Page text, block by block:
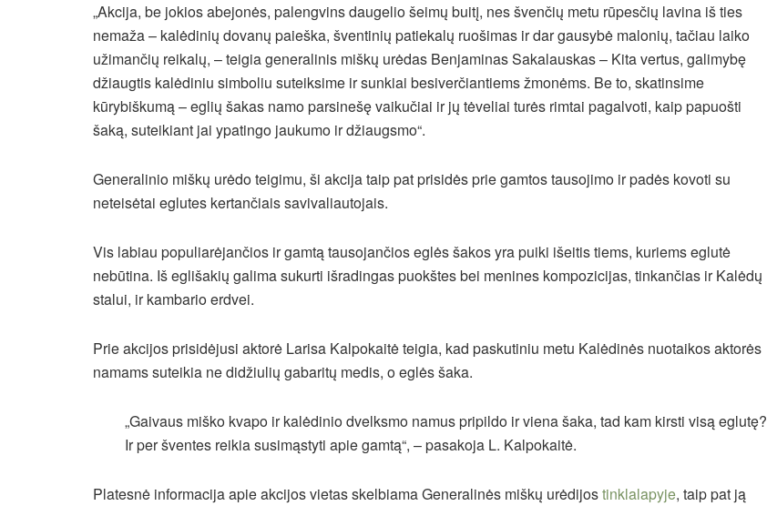
„Akcija, be jokios abejonės, palengvins daugelio šeimų buitį, nes švenčių metu rūpesčių lavina iš ties
nemaža – kalėdinių dovanų paieška, šventinių patiekalų ruošimas ir dar gausybė malonių, tačiau laiko
užimančių reikalų, – teigia generalinis miškų urėdas Benjaminas Sakalauskas – Kita vertus, galimybę
džiaugtis kalėdiniu simboliu suteiksime ir sunkiai besiverčiantiems žmonėms. Be to, skatinsime
kūrybiškumą – eglių šakas namo parsinešę vaikučiai ir jų tėveliai turės rimtai pagalvoti, kaip papuošti
šaką, suteikiant jai ypatingo jaukumo ir džiaugsmo“.
Generalinio miškų urėdo teigimu, ši akcija taip pat prisidės prie gamtos tausojimo ir padės kovoti su
neteisėtai eglutes kertančiais savivaliautojais.
Vis labiau populiarėjančios ir gamtą tausojančios eglės šakos yra puiki išeitis tiems, kuriems eglutė
nebūtina. Iš eglišakių galima sukurti išradingas puokštes bei menines kompozicijas, tinkančias ir Kalėdų
stalui, ir kambario erdvei.
Prie akcijos prisidėjusi aktorė Larisa Kalpokaitė teigia, kad paskutiniu metu Kalėdinės nuotaikos aktorės
namams suteikia ne didžiulių gabaritų medis, o eglės šaka.
„Gaivaus miško kvapo ir kalėdinio dvelksmo namus pripildo ir viena šaka, tad kam kirsti visą eglutę?
Ir per šventes reikia susimąstyti apie gamtą“, – pasakoja L. Kalpokaitė.
Platesnė informacija apie akcijos vietas skelbiama Generalinės miškų urėdijostinklalapyje, taip pat ją